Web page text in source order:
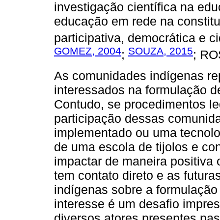
investigação científica na
educação em rede na
participativa, democrática e
GOMEZ, 2004; SOUZA, 2015;
As comunidades indígenas
interessados na formulação
Contudo, se procedimentos
participação dessas
implementado ou uma
de uma escola de tijolos e
impactar de maneira positiva
tem contato direto e as
indígenas sobre a
interesse é um desafio